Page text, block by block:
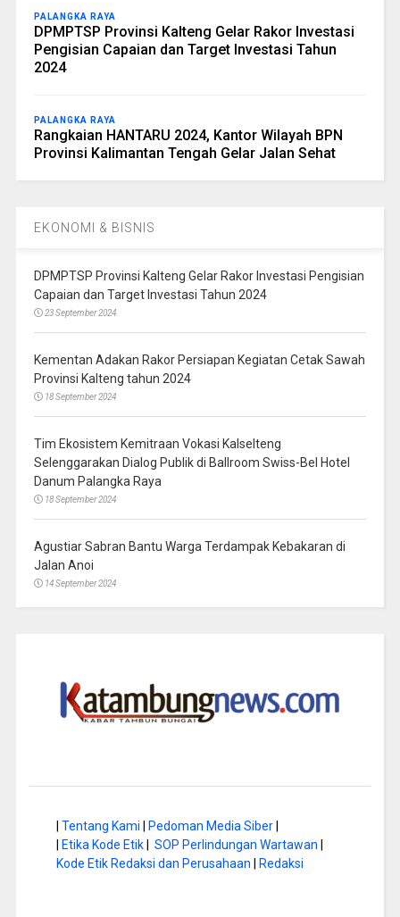
PALANGKA RAYA
DPMPTSP Provinsi Kalteng Gelar Rakor Investasi
Pengisian Capaian dan Target Investasi Tahun
2024
PALANGKA RAYA
Rangkaian HANTARU 2024, Kantor Wilayah BPN
Provinsi Kalimantan Tengah Gelar Jalan Sehat
EKONOMI & BISNIS
DPMPTSP Provinsi Kalteng Gelar Rakor Investasi Pengisian
Capaian dan Target Investasi Tahun 2024
23 September 2024
Kementan Adakan Rakor Persiapan Kegiatan Cetak Sawah
Provinsi Kalteng tahun 2024
18 September 2024
Tim Ekosistem Kemitraan Vokasi Kalselteng
Selenggarakan Dialog Publik di Ballroom Swiss-Bel Hotel
Danum Palangka Raya
18 September 2024
Agustiar Sabran Bantu Warga Terdampak Kebakaran di
Jalan Anoi
14 September 2024
| Tentang Kami | Pedoman Media Siber|
| Etika Kode Etik| SOP Perlindungan Wartawan |
Kode Etik Redaksi dan Perusahaan | Redaksi